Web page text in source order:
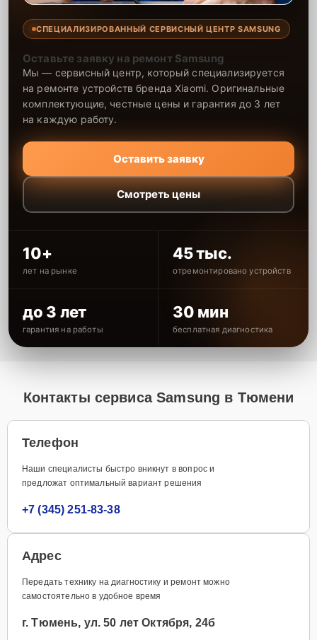
СПЕЦИАЛИЗИРОВАННЫЙ СЕРВИСНЫЙ ЦЕНТР SAMSUNG
Оставьте заявку на ремонт Samsung
Мы — сервисный центр, который специализируется
на ремонте устройств бренда Xiaomi. Оригинальные
комплектующие, честные цены и гарантия до 3 лет
на каждую работу.
Оставить заявку
Смотреть цены
10+
лет на рынке
45 тыс.
отремонтировано устройств
до 3 лет
гарантия на работы
30 мин
бесплатная диагностика
Контакты сервиса Samsung в Тюмени
Телефон
Наши специалисты быстро вникнут в вопрос и
предложат оптимальный вариант решения
+7 (345) 251-83-38
Адрес
Передать технику на диагностику и ремонт можно
самостоятельно в удобное время
г. Тюмень, ул. 50 лет Октября, 24б